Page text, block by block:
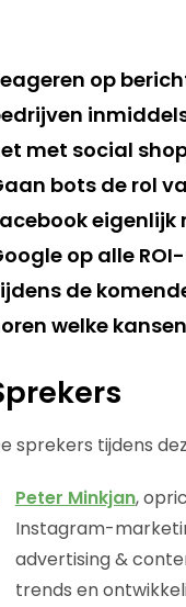
op
met social
bots de rol
op alle
de
welke
sprekers tijdens
Peter Minkjan,
Instagram-
advertising &
trends en